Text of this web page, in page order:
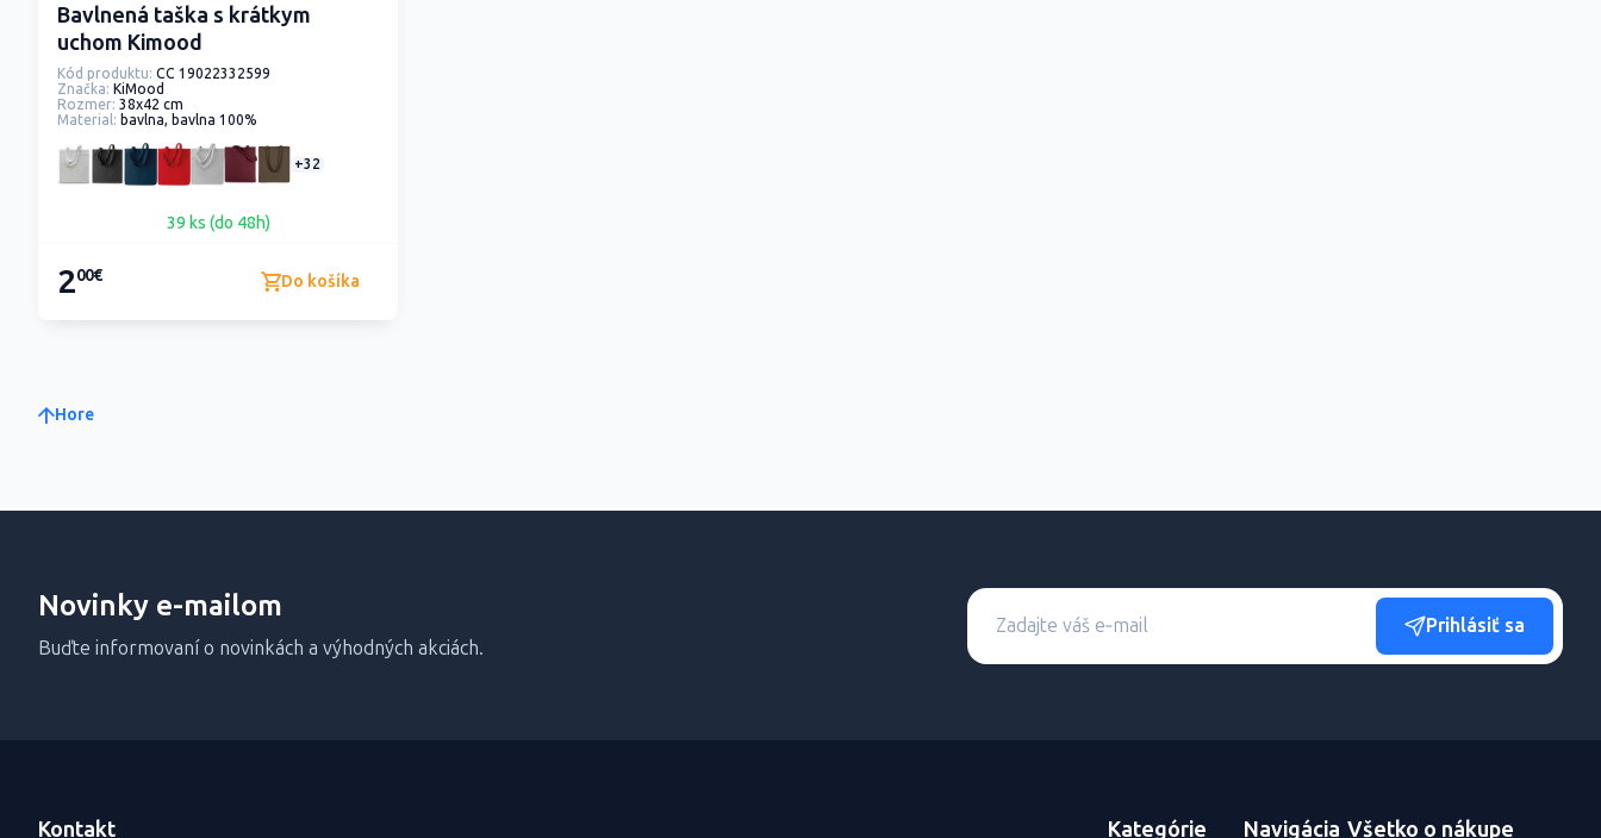
Bavlnená taška s krátkym
uchom Kimood
Kód produktu: CC 19022332599
Značka: KiMood
Rozmer: 38x42 cm
Material: bavlna, bavlna 100%
+32
39 ks (do 48h)
200€ Do košíka
Hore
Novinky e-mailom
Buďte informovaní o novinkách a výhodných akciách.
Prihlásiť sa
Kontakt Kategórie Navigácia Všetko o nákupe